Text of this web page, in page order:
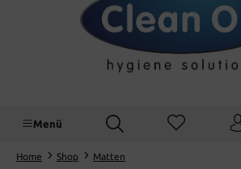
Menü
Home Shop Matten